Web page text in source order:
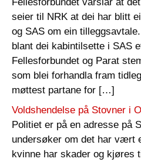
seier til NRK at dei har blitt
og SAS om ein
blant dei kabintilsette i SAS
Fellesforbundet og Parat
som blei forhandla fram
møttest partane for […]
Voldshendelse på Stovner i
Politiet er på en adresse på
undersøker om det har vært
kvinne har skader og kjøres